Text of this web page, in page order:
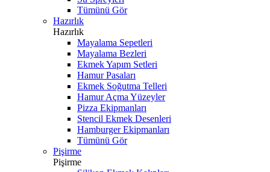
Tümünü Gör
Hazırlık
Hazırlık
Mayalama Sepetleri
Mayalama Bezleri
Ekmek Yapım Setleri
Hamur Pasaları
Ekmek Soğutma Telleri
Hamur Açma Yüzeyler
Pizza Ekipmanları
Stencil Ekmek Desenleri
Hamburger Ekipmanları
Tümünü Gör
Pişirme
Pişirme